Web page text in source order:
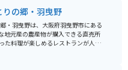
バイクで訪れる際は、
あるので安心です。また、周辺に
ラインなど、景色を楽しむことがで
ロードも多いため、ツーリングの拠
、歴
りの郷・羽曳野
・羽曳野は、大阪府羽曳野市にある
地元産の農産物が購入できる直売所
た料理が楽しめるレストランが人気